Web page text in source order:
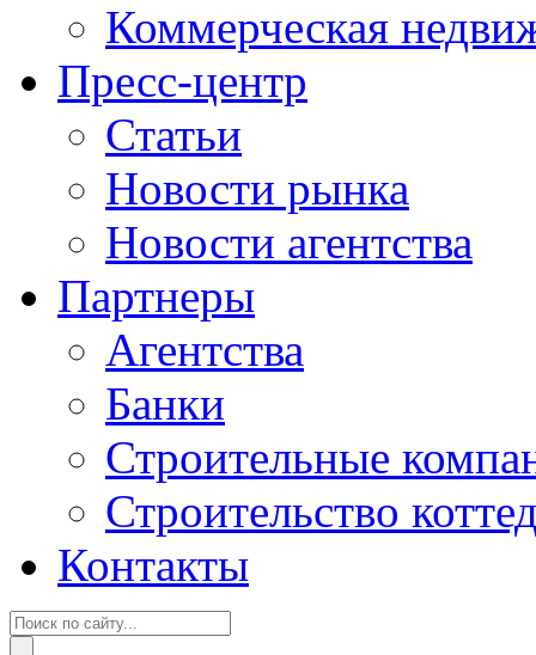
Коммерческая
Пресс-центр
Статьи
Новости рынка
Новости агентства
Партнеры
Агентства
Банки
Строительные
Строительство
Контакты